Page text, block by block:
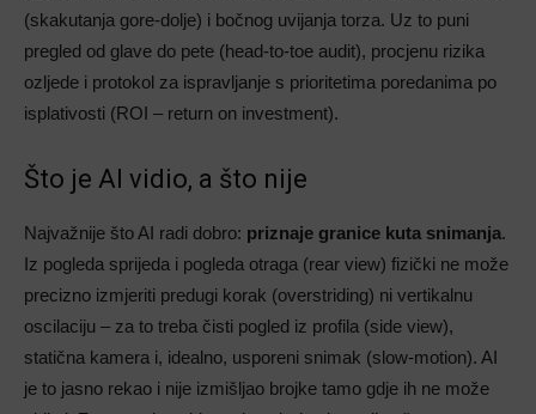
(skakutanja gore-dolje) i bočnog uvijanja torza. Uz to puni
pregled od glave do pete (head-to-toe audit), procjenu rizika
ozljede i protokol za ispravljanje s prioritetima poredanima po
isplativosti (ROI – return on investment).
Što je AI vidio, a što nije
Najvažnije što AI radi dobro: priznaje granice kuta snimanja.
Iz pogleda sprijeda i pogleda otraga (rear view) fizički ne može
precizno izmjeriti predugi korak (overstriding) ni vertikalnu
oscilaciju – za to treba čisti pogled iz profila (side view),
statična kamera i, idealno, usporeni snimak (slow-motion). AI
je to jasno rekao i nije izmišljao brojke tamo gdje ih ne može